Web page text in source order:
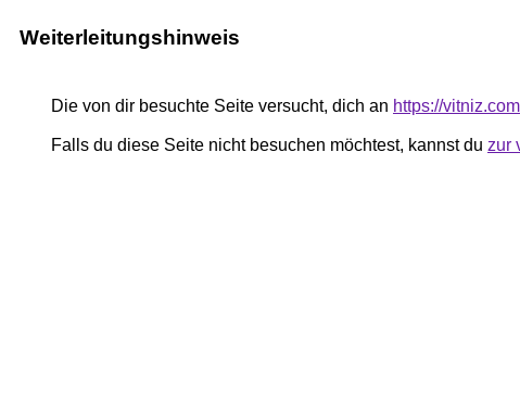
Weiterleitungshinweis
Die von dir besuchte Seite versucht, dich an https://vitniz.com
Falls du diese Seite nicht besuchen möchtest, kannst du zur